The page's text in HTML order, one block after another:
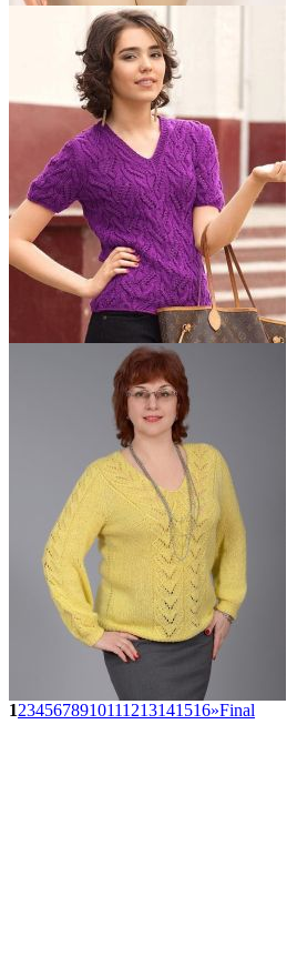
12345678910111213141516»Final